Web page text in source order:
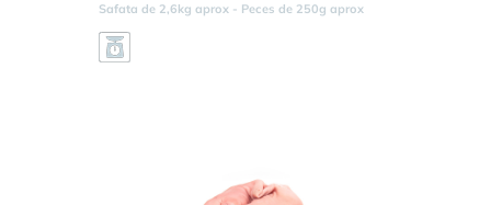
Safata de 2,6kg aprox - Peces de 250g aprox